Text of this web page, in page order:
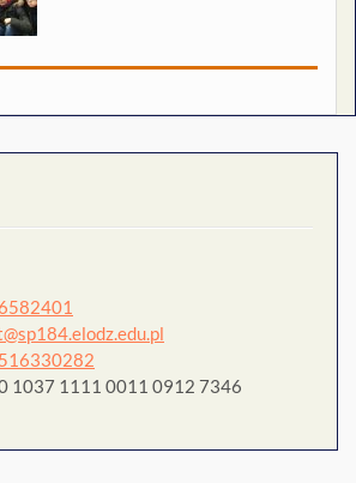
516330282
1037 1111 0011 0912 7346